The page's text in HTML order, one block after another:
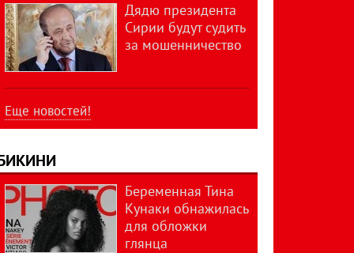
Дядю президента
Сирии будут судить
за мошенничество
Еще новостей!
Беременная Тина
Кунаки обнажилась
для обложки
глянца